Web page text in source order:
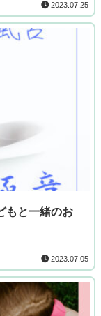
2023.07.25
もと一緒のお
2023.07.05